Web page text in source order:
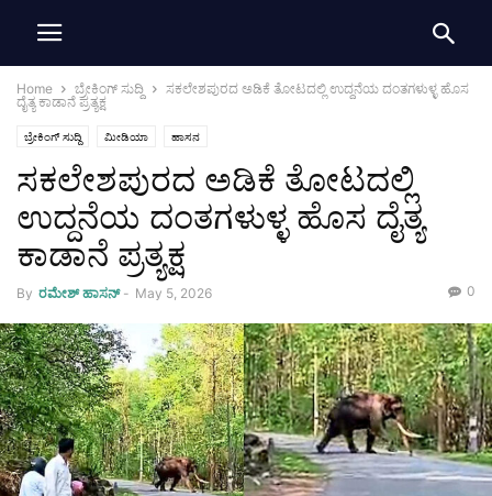
Home ಬ್ರೇಕಿಂಗ್ ಸುದ್ದಿ
ಸಕಲೇಶಪುರದ ಅಡಿಕೆ ತೋಟದಲ್ಲಿ ಉದ್ದನೆಯ ದಂತಗಳುಳ್ಳ ಹೊಸ
ದೈತ್ಯ ಕಾಡಾನೆ ಪ್ರತ್ಯಕ್ಷ
ಬ್ರೇಕಿಂಗ್ ಸುದ್ದಿ ಮೀಡಿಯಾ ಹಾಸನ
ಸಕಲೇಶಪುರದ ಅಡಿಕೆ ತೋಟದಲ್ಲಿ
ಉದ್ದನೆಯ ದಂತಗಳುಳ್ಳ ಹೊಸ ದೈತ್ಯ
ಕಾಡಾನೆ ಪ್ರತ್ಯಕ್ಷ
By ರಮೇಶ್‌ ಹಾಸನ್‌ - May 5, 2026 0